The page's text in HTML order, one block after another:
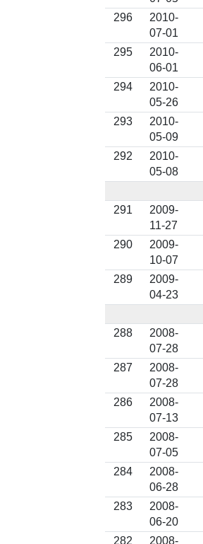
296
2010-
07-01
295
2010-
06-01
294
2010-
05-26
293
2010-
05-09
292
2010-
05-08
291
2009-
11-27
290
2009-
10-07
289
2009-
04-23
288
2008-
07-28
287
2008-
07-28
286
2008-
07-13
285
2008-
07-05
284
2008-
06-28
283
2008-
06-20
282
2008-